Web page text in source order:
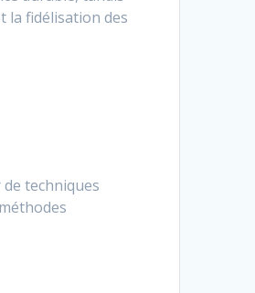
la fidélisation des
techniques